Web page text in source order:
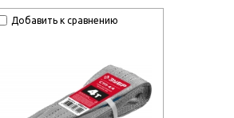
Добавить к сравнению